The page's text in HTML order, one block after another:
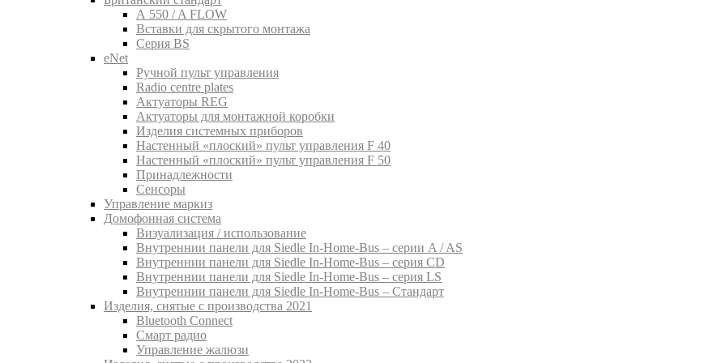
A 550 / A FLOW
Вставки для скрытого монтажа
Серия BS
eNet
Pучной пульт управления
Radio centre plates
Актуаторы REG
Актуаторы для монтажной коробки
Изделия системных приборов
Настенный «плоский» пульт управления F 40
Настенный «плоский» пульт управления F 50
Принадлежности
Сенсоры
Управление маркиз
Домофонная система
Визуализация / использование
Внутреннии панели для Siedle In-Home-Bus – серии A / AS
Внутреннии панели для Siedle In-Home-Bus – серия CD
Внутреннии панели для Siedle In-Home-Bus – серия LS
Внутреннии панели для Siedle In-Home-Bus – Стандарт
Изделия, снятые с производства 2021
Bluetooth Connect
Смарт радио
Управление жалюзи